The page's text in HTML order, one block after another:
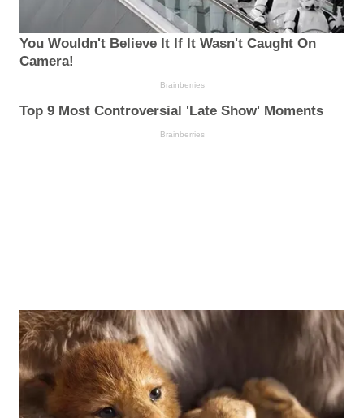
You Wouldn't Believe It If It Wasn't Caught On
Camera!
Brainberries
Top 9 Most Controversial 'Late Show' Moments
Brainberries